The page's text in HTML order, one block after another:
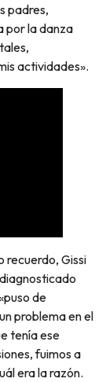
padres,
por la danza
actividades».
recuerdo, Gissi
de
problema en el
tenía ese
fuimos a
era la razón.